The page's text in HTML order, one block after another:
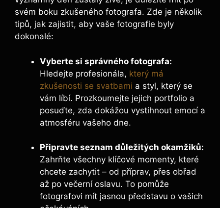
svém boku zkušeného fotografa. Zde je několik
tipů, jak zajistit, aby vaše fotografie byly
dokonalé:
Vyberte si správného fotografa:
Hledejte profesionála, který má
zkušenosti se svatbami a styl, který se
vám líbí. Prozkoumejte jejich portfolio a
posuďte, zda dokážou vystihnout emocí a
atmosféru vašeho dne.
Připravte seznam důležitých okamžiků:
Zahrňte všechny klíčové momenty, které
chcete zachytit – od příprav, přes obřad
až po večerní oslavu. To pomůže
fotografovi mít jasnou představu o vašich